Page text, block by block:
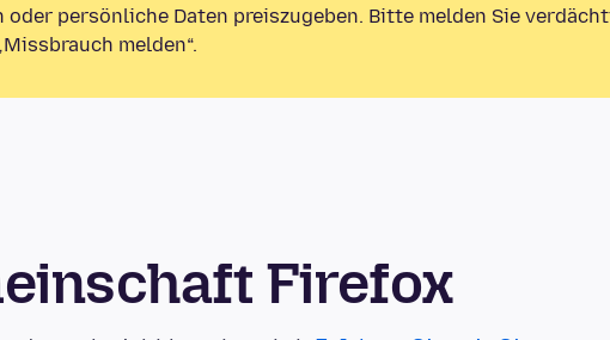
oder persönliche Daten preiszugeben. Bitte melden Sie
melden“.
Firefox